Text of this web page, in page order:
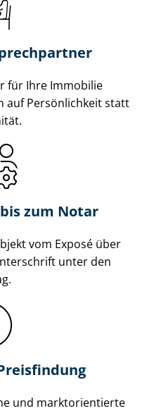
für Ihre Immobilie
auf Persönlichkeit statt
zum Notar
vom Exposé über
unter den
und markt­ori­en­tier­te